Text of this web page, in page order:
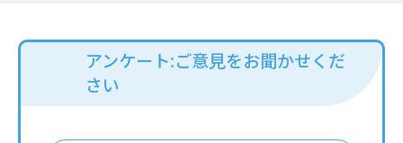
アンケート:ご意見をお聞かせくだ
さい